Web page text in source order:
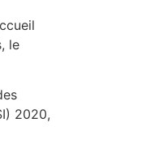
le
2020,